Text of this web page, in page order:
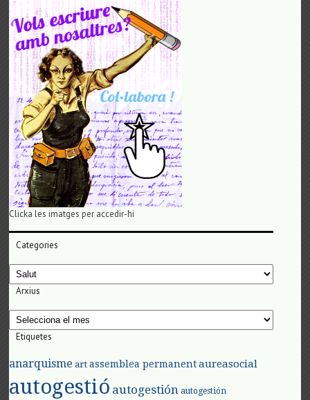
Clicka les imatges per accedir-hi
Categories
Categories
Arxius
Arxius
Etiquetes
anarquisme art assemblea permanent aureasocial
autogestió autogestión autogestión